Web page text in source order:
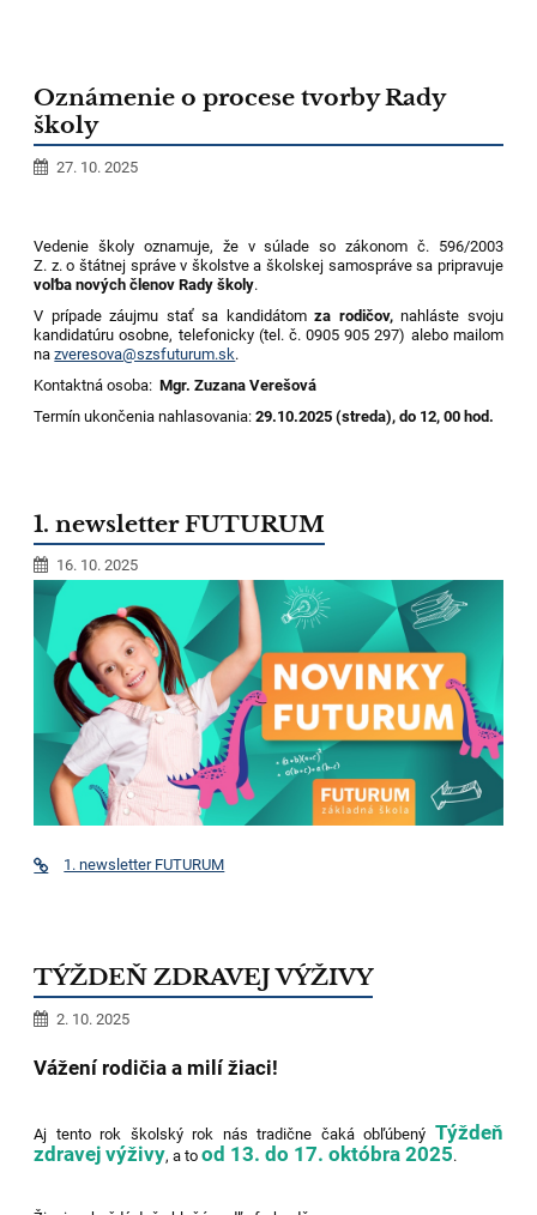
Oznámenie o procese tvorby Rady
školy
27. 10. 2025
Vedenie školy oznamuje, že v súlade so zákonom č. 596/2003
Z. z. o štátnej správe v školstve a školskej samospráve sa pripravuje
voľba nových členov Rady školy.
V prípade záujmu stať sa kandidátomza rodičov,nahláste svoju
kandidatúru osobne, telefonicky (tel. č. 0905 905 297) alebo mailom
nazveresova@szsfuturum.sk.
Kontaktná osoba:Mgr. Zuzana Verešová
Termín ukončenia nahlasovania:29.10.2025 (streda), do 12, 00 hod.
1. newsletter FUTURUM
16. 10. 2025
1. newsletter FUTURUM
TÝŽDEŇ ZDRAVEJ VÝŽIVY
2. 10. 2025
Vážení rodičia a milí žiaci!
Aj tento rok školský rok nás tradične čaká obľúbený Týždeň
zdravej výživy, a tood 13. do 17. októbra 2025.